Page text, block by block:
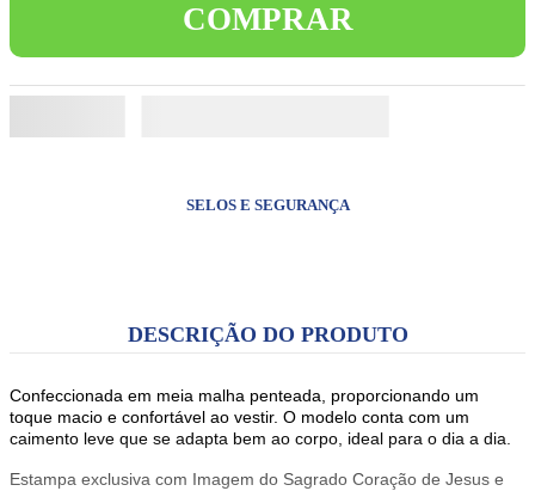
COMPRAR
SELOS E SEGURANÇA
DESCRIÇÃO DO PRODUTO
Confeccionada em meia malha penteada, proporcionando um
toque macio e confortável ao vestir. O modelo conta com um
caimento leve que se adapta bem ao corpo, ideal para o dia a dia.
Estampa exclusiva com Imagem do Sagrado Coração de Jesus e